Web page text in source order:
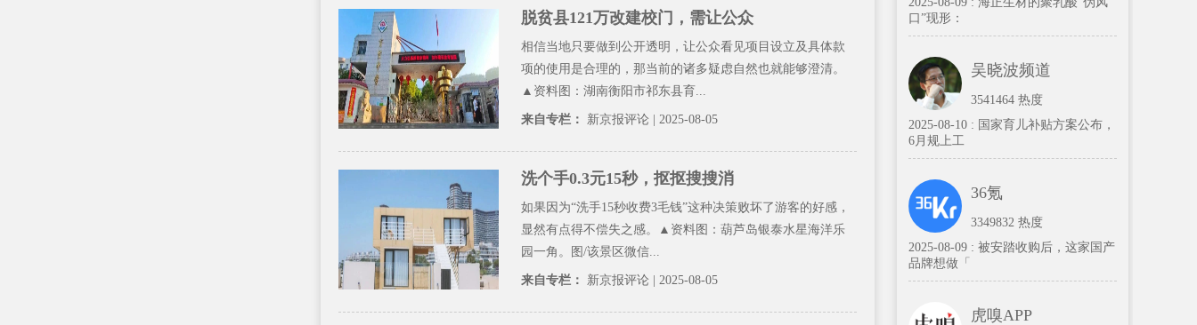
脱贫县121万改建校门，需让公众
相信当地只要做到公开透明，让公众看见项目设立及具体款
项的使用是合理的，那当前的诸多疑虑自然也就能够澄清。
▲资料图：湖南衡阳市祁东县育...
来自专栏： 新京报评论 | 2025-08-05
洗个手0.3元15秒，抠抠搜搜消
如果因为“洗手15秒收费3毛钱”这种决策败坏了游客的好感，
显然有点得不偿失之感。▲资料图：葫芦岛银泰水星海洋乐
园一角。图/该景区微信...
来自专栏： 新京报评论 | 2025-08-05
口”现形：
吴晓波频道
3541464 热度
2025-08-10 : 国家育儿补贴方案公布，
6月规上工
36氪
3349832 热度
2025-08-09 : 被安踏收购后，这家国产
品牌想做「
虎嗅APP